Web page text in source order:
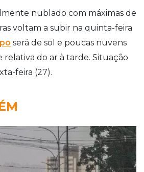
nublado com máximas de
voltam a subir na quinta-feira
será de sol e poucas nuvens
relativa do ar à tarde. Situação
feira (27).